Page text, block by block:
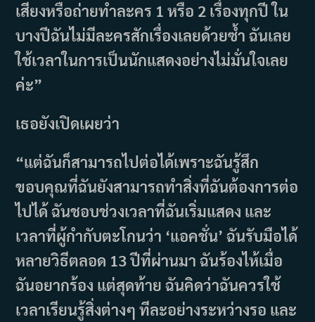
เสียงหรือถ่ายทำละคร 1 หรือ 2 เรื่องทุกปี ใน
บางปีฉันไม่มีละครสักเรื่องเลยด้วยซ้ำ ฉันเลย
ใช้เวลาในการเป็นนักแสดงอย่างไม่มั่นใจเลย
ค่ะ”
เธอยังเปิดเผยว่า
“แต่ฉันก็สามารถไปต่อได้เพราะฉันรู้สึก
ขอบคุณที่ฉันยังสามารถทำสิ่งที่ฉันต้องการต่อ
ไปได้ ฉันชอบช่วงเวลาที่ฉันเริ่มแสดง และ
เวลาที่ผู้กำกับตะโกนว่า ‘แอคชั่น’ ฉันรับมือได้
หลายวิธีตลอด 13 ปีที่ผ่านมา ฉันร้องไห้เมื่อ
ฉันอยากร้อง แต่สุดท้าย ฉันคิดว่าฉันควรใช้
เวลาเรียนรู้สิ่งต่างๆ ทีละอย่างระหว่างรอ และ